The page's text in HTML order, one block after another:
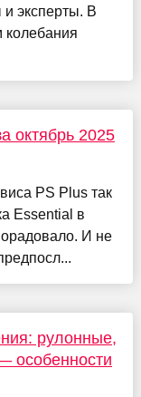
эксперты. В
колебания
октябрь 2025
PS Plus так
Essential в
И не
рулонные,
особенности